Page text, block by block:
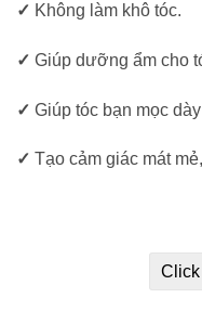
✓ Không làm khô tóc.
✓ Giúp dưỡng ẩm cho
✓ Giúp tóc bạn mọc
✓ Tạo cảm giác mát
Hướng dẫn sử
nam giới H&S For
Click